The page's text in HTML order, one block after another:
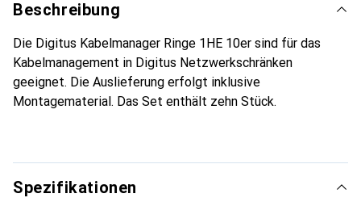
Beschreibung
Die Digitus Kabelmanager Ringe 1HE 10er sind für das
Kabelmanagement in Digitus Netzwerkschränken
geeignet. Die Auslieferung erfolgt inklusive
Montagematerial. Das Set enthält zehn Stück.
Spezifikationen